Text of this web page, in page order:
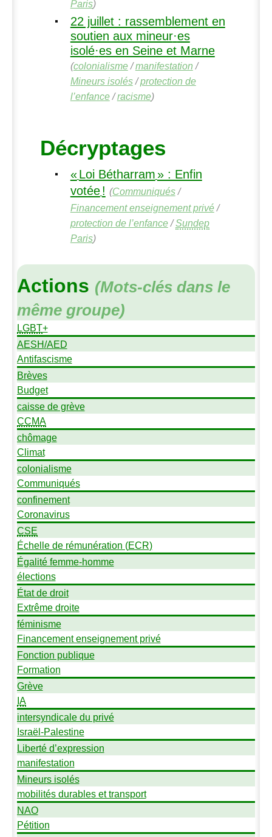
Paris)
22 juillet : rassemblement en
soutien aux mineur·es
isolé·es en Seine et Marne
(colonialisme/manifestation /
Mineurs isolés/protection de
l’enfance/racisme)
Décryptages
«Loi Bétharram » : Enfin
votée! (Communiqués/
Financement enseignement privé/
protection de l’enfance/Sundep
Paris)
Actions (Mots-clés dans le
même groupe)
LGBT+
AESH/AED
Antifascisme
Brèves
Budget
caisse de grève
CCMA
chômage
Climat
colonialisme
Communiqués
confinement
Coronavirus
CSE
Échelle de rémunération (ECR)
Égalité femme-homme
élections
État de droit
Extrême droite
féminisme
Financement enseignement privé
Fonction publique
Formation
Grève
IA
intersyndicale du privé
Israël-Palestine
Liberté d’expression
manifestation
Mineurs isolés
mobilités durables et transport
NAO
Pétition